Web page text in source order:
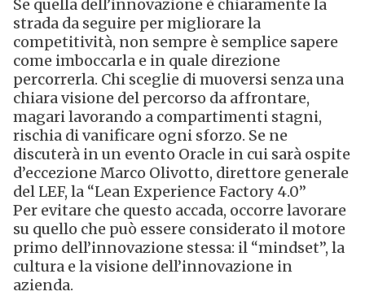
Se quella dell’innovazione è chiaramente la
strada da seguire per migliorare la
competitività, non sempre è semplice sapere
come imboccarla e in quale direzione
percorrerla. Chi sceglie di muoversi senza una
chiara visione del percorso da affrontare,
magari lavorando a compartimenti stagni,
rischia di vanificare ogni sforzo. Se ne
discuterà in un evento Oracle in cui sarà ospite
d’eccezione Marco Olivotto, direttore generale
del LEF, la “Lean Experience Factory 4.0”
Per evitare che questo accada, occorre lavorare
su quello che può essere considerato il motore
primo dell’innovazione stessa: il “mindset”, la
cultura e la visione dell’innovazione in
azienda.